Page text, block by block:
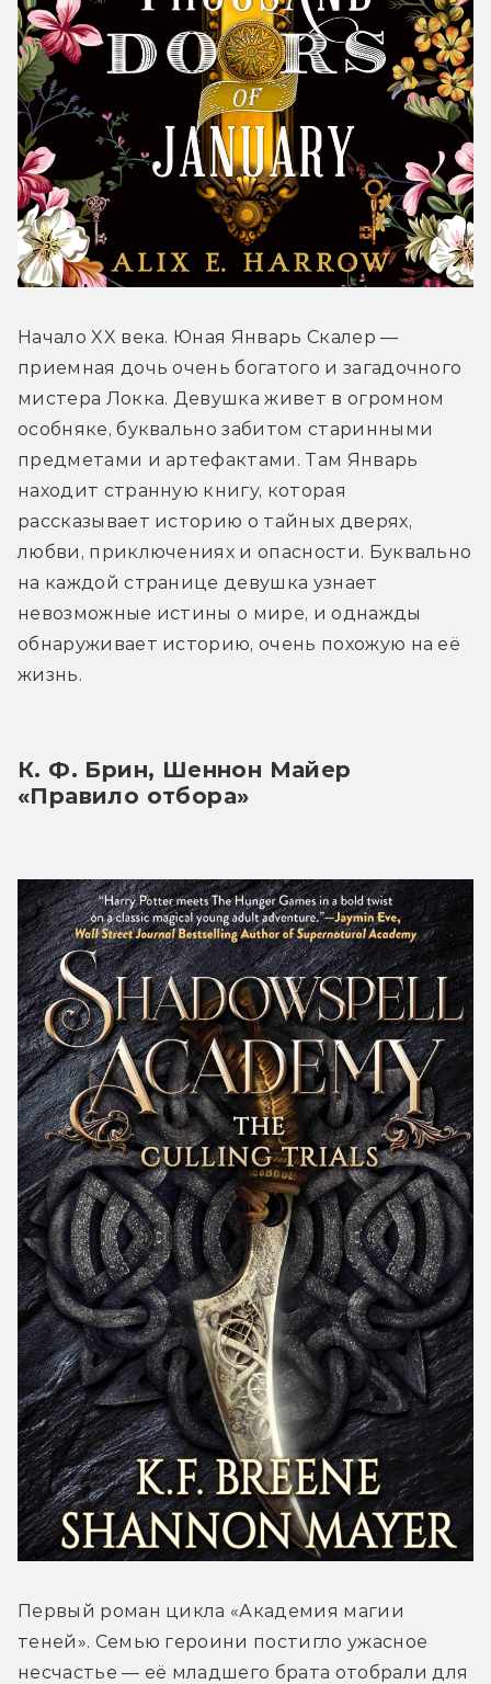
Начало XX века. Юная Январь Скалер —
приемная дочь очень богатого и загадочного
мистера Локка. Девушка живет в огромном
особняке, буквально забитом старинными
предметами и артефактами. Там Январь
находит странную книгу, которая
рассказывает историю о тайных дверях,
любви, приключениях и опасности. Буквально
на каждой странице девушка узнает
невозможные истины о мире, и однажды
обнаруживает историю, очень похожую на её
жизнь.
К. Ф. Брин, Шеннон Майер
«Правило отбора»
Первый роман цикла «Академия магии
теней». Семью героини постигло ужасное
несчастье — её младшего брата отобрали для